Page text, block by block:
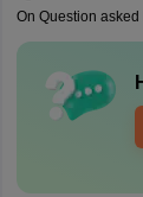
On Question